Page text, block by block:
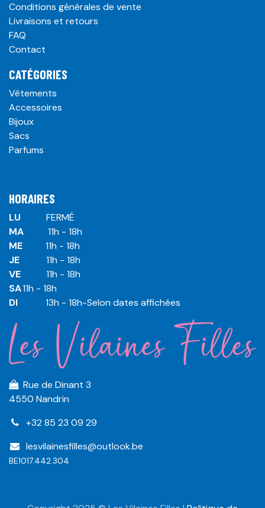
Conditions générales de vente
Livraisons et retours
FAQ
Contact
CATÉGORIES
Vêtements
Accessoires
Bijoux
Sacs
Parfums
HORAIRES
LU
​ ​FERMÉ
MA
​11h - 18h
ME
​11h - 18h
JE
​​11h - 18h
VE
​​​11h - 18h
SA​​​11h - 18h
DI
​​​ 13h - 18h-Selon dates affichées
Rue de Dinant 3
4550 Nandrin
+32 85 23 09 29
lesvilainesfilles@outlook.be
BE1017.442.304